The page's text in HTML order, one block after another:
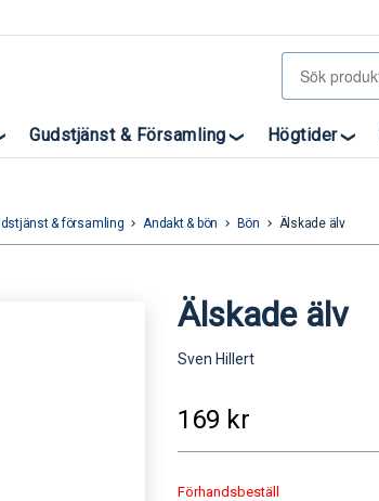
Gudstjänst & Församling Högtider
& församling keyboard_arrow_right Andakt & bön keyboard_arrow_right Bön keyboard_arrow_right Älskade älv
Älskade älv
Sven Hillert
169 kr
Förhandsbeställ